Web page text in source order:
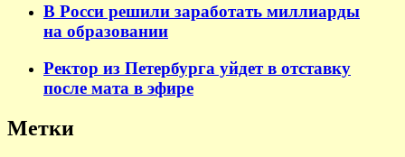
В Росси решили заработать миллиарды
на образовании
Ректор из Петербурга уйдет в отставку
после мата в эфире
Метки